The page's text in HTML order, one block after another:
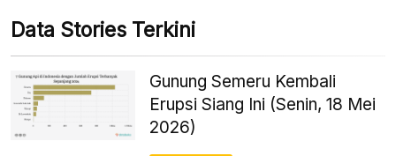
Data Stories Terkini
Gunung Semeru Kembali
Erupsi Siang Ini (Senin, 18 Mei
2026)